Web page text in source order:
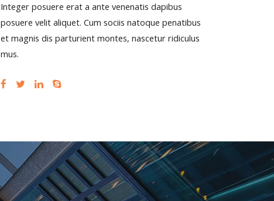
Integer posuere erat a ante venenatis dapibus
posuere velit aliquet. Cum sociis natoque penatibus
et magnis dis parturient montes, nascetur ridiculus
mus.